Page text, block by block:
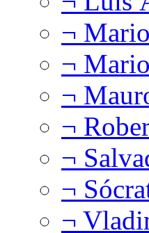
¬
¬
¬
¬
¬
¬
¬